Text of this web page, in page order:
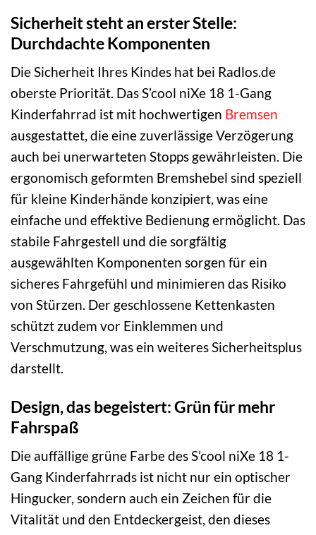
Sicherheit steht an erster Stelle:
Durchdachte Komponenten
Die Sicherheit Ihres Kindes hat bei Radlos.de
oberste Priorität. Das S’cool niXe 18 1-Gang
Kinderfahrrad ist mit hochwertigen Bremsen
ausgestattet, die eine zuverlässige Verzögerung
auch bei unerwarteten Stopps gewährleisten. Die
ergonomisch geformten Bremshebel sind speziell
für kleine Kinderhände konzipiert, was eine
einfache und effektive Bedienung ermöglicht. Das
stabile Fahrgestell und die sorgfältig
ausgewählten Komponenten sorgen für ein
sicheres Fahrgefühl und minimieren das Risiko
von Stürzen. Der geschlossene Kettenkasten
schützt zudem vor Einklemmen und
Verschmutzung, was ein weiteres Sicherheitsplus
darstellt.
Design, das begeistert: Grün für mehr
Fahrspaß
Die auffällige grüne Farbe des S’cool niXe 18 1-
Gang Kinderfahrrads ist nicht nur ein optischer
Hingucker, sondern auch ein Zeichen für die
Vitalität und den Entdeckergeist, den dieses